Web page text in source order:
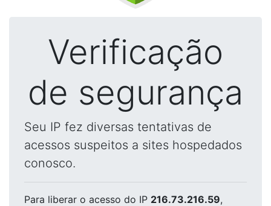
Verificação
de segurança
Seu IP fez diversas tentativas de
acessos suspeitos a sites hospedados
conosco.
Para liberar o acesso do IP 216.73.216.59,